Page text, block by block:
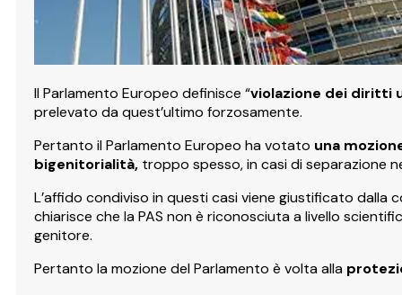
Il Parlamento Europeo definisce “violazione dei diritti
prelevato da quest’ultimo forzosamente.
Pertanto il Parlamento Europeo ha votato una
bigenitorialità, troppo spesso, in casi di separazione
L’affido condiviso in questi casi viene giustificato dalla
chiarisce che la PAS non è riconosciuta a livello
genitore.
Pertanto la mozione del Parlamento è volta alla